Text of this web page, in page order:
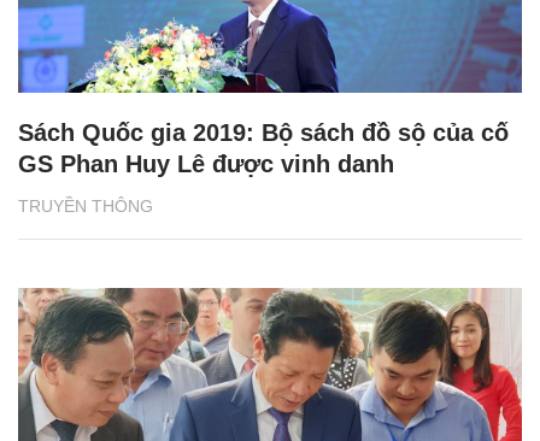
TRUYỀN THÔNG
Sách Quốc gia 2019: Bộ sách đồ sộ của cố
GS Phan Huy Lê được vinh danh